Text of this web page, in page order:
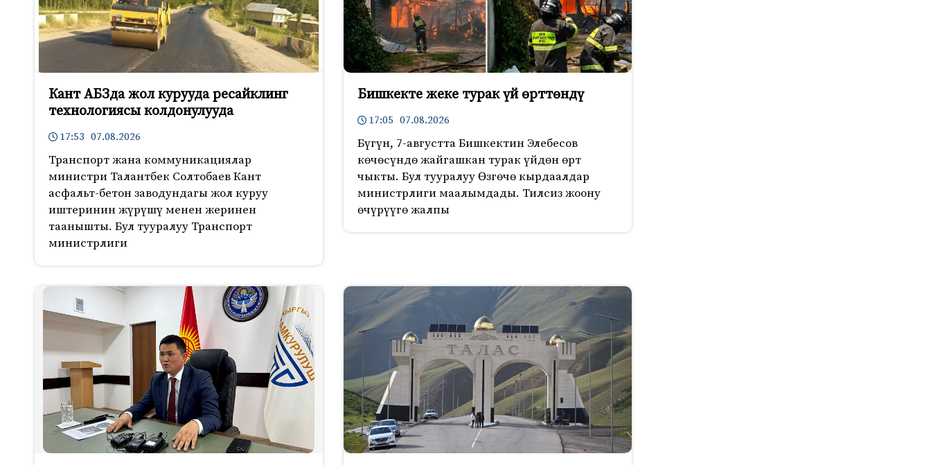
Кант АБЗда жол курууда ресайклинг
технологиясы колдонулууда
17:53 07.08.2026
Транспорт жана коммуникациялар
министри Талантбек Солтобаев Кант
асфальт-бетон заводундагы жол куруу
иштеринин жүрүшү менен жеринен
таанышты. Бул тууралуу Транспорт
министрлиги
Бишкекте жеке турак үй өрттөндү
17:05 07.08.2026
Бүгүн, 7-августта Бишкектин Элебесов
көчөсүндө жайгашкан турак үйдөн өрт
чыкты. Бул тууралуу Өзгөчө кырдаалдар
министрлиги маалымдады. Тилсиз жоону
өчүрүүгө жалпы